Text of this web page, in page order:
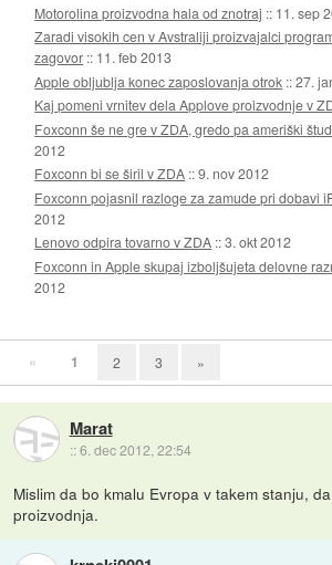
Motorolina proizvodna hala od znotraj :: 11. sep
Zaradi visokih cen v Avstraliji proizvajalci
zagovor :: 11. feb 2013
Apple obljublja konec zaposlovanja otrok ::27.
Kaj pomeni vrnitev dela Applove proizvodnje v
Foxconn še ne gre v ZDA, gredo pa ameriški
2012
Foxconn bi se širil v ZDA ::9. nov 2012
Foxconn pojasnil razloge za zamude pri dobavi
2012
Lenovo odpira tovarno v ZDA ::3. okt 2012
Foxconn in Apple skupaj izboljšujeta delovne
2012
« 1 2 3 »
Marat
::6. dec 2012, 22:54
Mislim da bo kmalu Evropa v takem stanju,
proizvodnja.